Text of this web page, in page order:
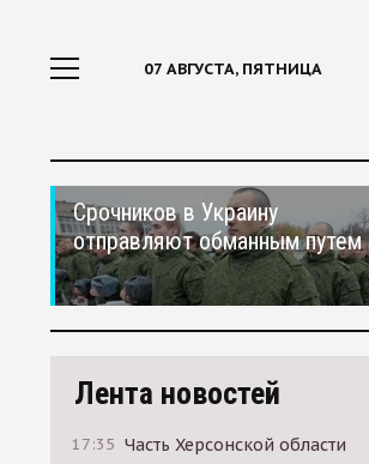
07 АВГУСТА, ПЯТНИЦА
Срочников в Украину
отправляют обманным путем
Лента новостей
17:35 Часть Херсонской области